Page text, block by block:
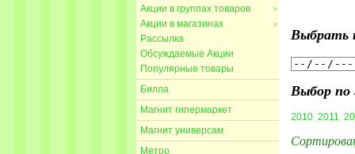
>
Акции в группах товаров
>
Акции в магазинах
Рассылка
Обсуждаемые Акции
Популярные товары
Билла
Магнит гипермаркет
Магнит универсам
Метро
Выбрать
Выбор по
2010 2011